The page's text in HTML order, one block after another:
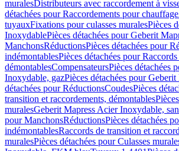
muralesDistributeurs avec raccordement à
détachées pour Raccordements pour chauffage
tuyauxFixations pour culasses muralesPièces
InoxydablePièces détachées pour Geberit
ManchonsRéductionsPièces détachées pour
indémontablesPièces détachées pour
démontablesCompensateursPièces détachées
Inoxydable, gazPièces détachées pour
détachées pour RéductionsCoudesPièces
transition et raccordements, démontables
muralesGeberit Mapress Acier Inoxydable,
pour ManchonsRéductionsPièces détachées
indémontablesRaccords de transition et
muralesPièces détachées pour Culasses